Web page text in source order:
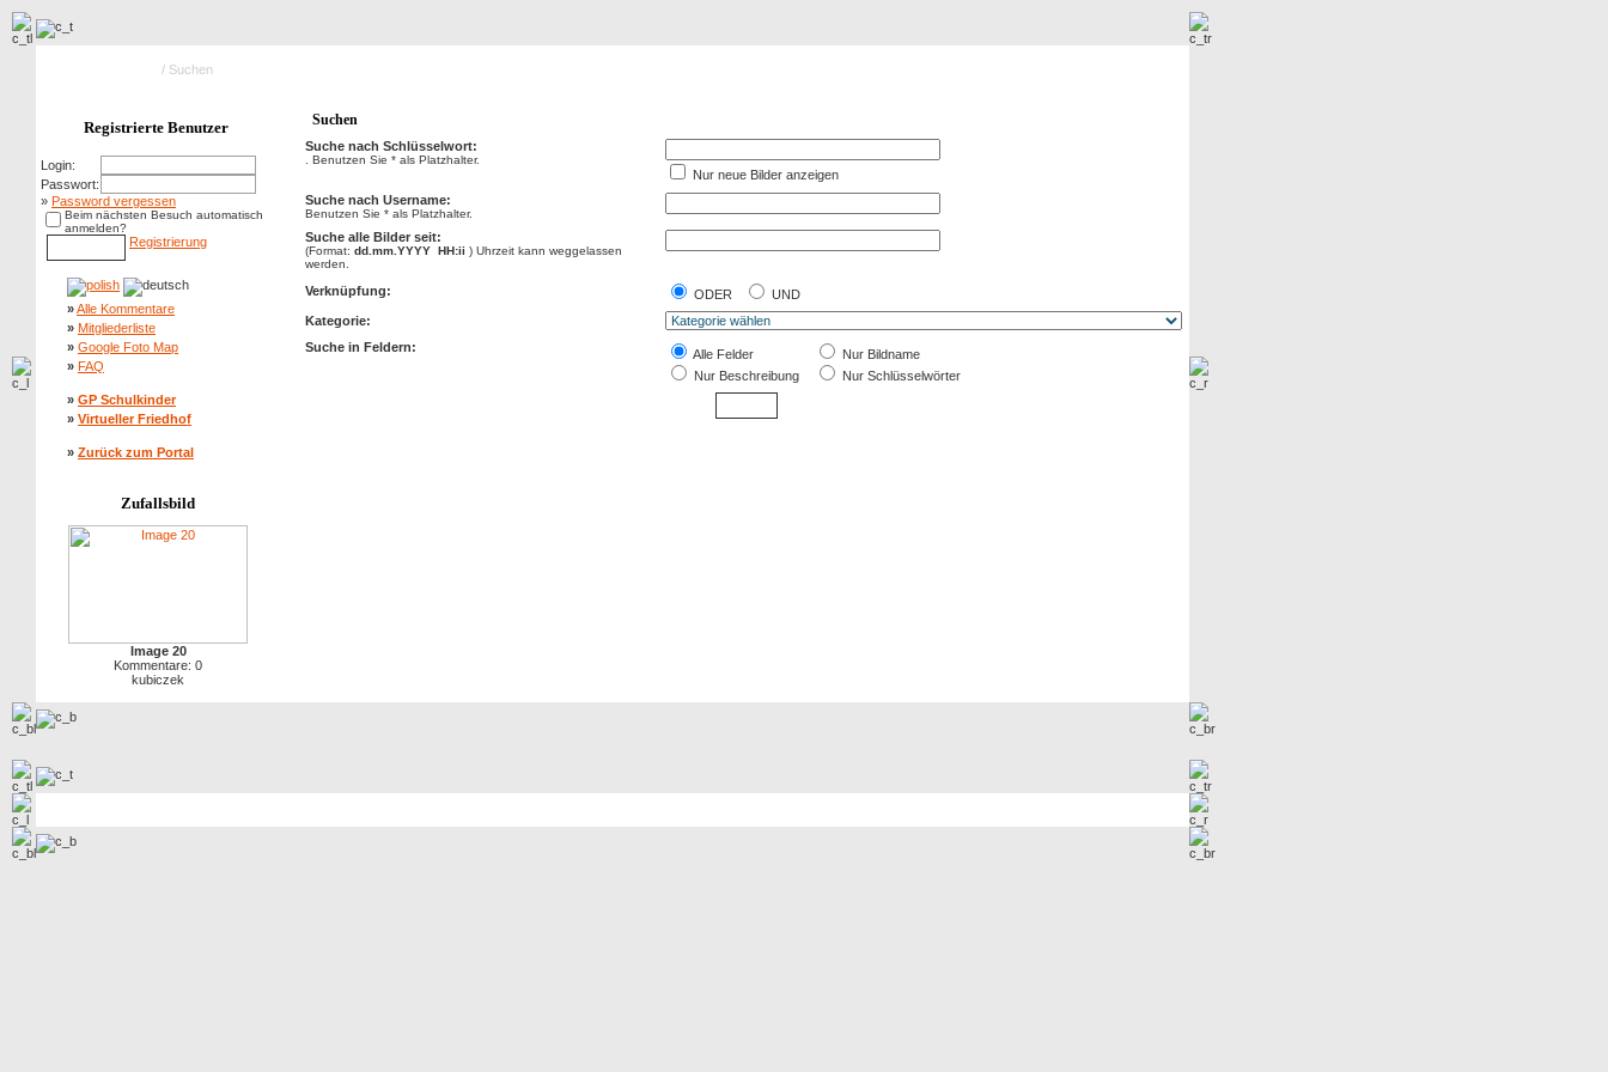
/ Suchen
Registrierte Benutzer
Login:
Passwort:
» Password vergessen
Beim nächsten Besuch automatisch
anmelden?
Registrierung
»Alle Kommentare
» Mitgliederliste
» Google Foto Map
» FAQ
» GP Schulkinder
» Virtueller Friedhof
» Zurück zum Portal
Zufallsbild
Image 20
Kommentare: 0
kubiczek
Suchen
Suche nach Schlüsselwort:
. Benutzen Sie * als Platzhalter.
Nur neue Bilder anzeigen
Suche nach Username:
Benutzen Sie * als Platzhalter.
Suche alle Bilder seit:
(Format: dd.mm.YYYY HH:ii ) Uhrzeit kann weggelassen
werden.
Verknüpfung: ODER
UND
Kategorie:
Suche in Feldern:
Alle Felder
Nur Bildname
Nur Beschreibung
Nur Schlüsselwörter